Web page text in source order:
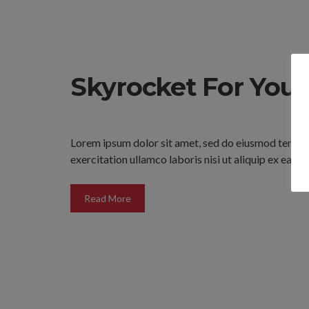
Skyrocket For
Lorem ipsum dolor sit amet, sed do eiusmod
exercitation ullamco laboris nisi ut aliquip ex ea
Read More